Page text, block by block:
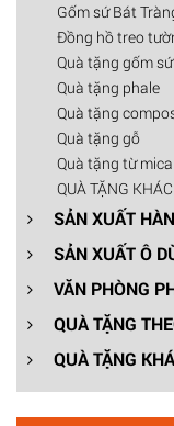
Gốm sứ Bát
Đồng hồ treo
Quà tặng gốm
Quà tặng phale
Quà tặng
Quà tặng gỗ
Quà tặng từ mica
QUÀ TẶNG KHÁC
SẢN XUẤT
SẢN XUẤT Ô
VĂN PHÒNG
QUÀ TẶNG
QUÀ TẶNG